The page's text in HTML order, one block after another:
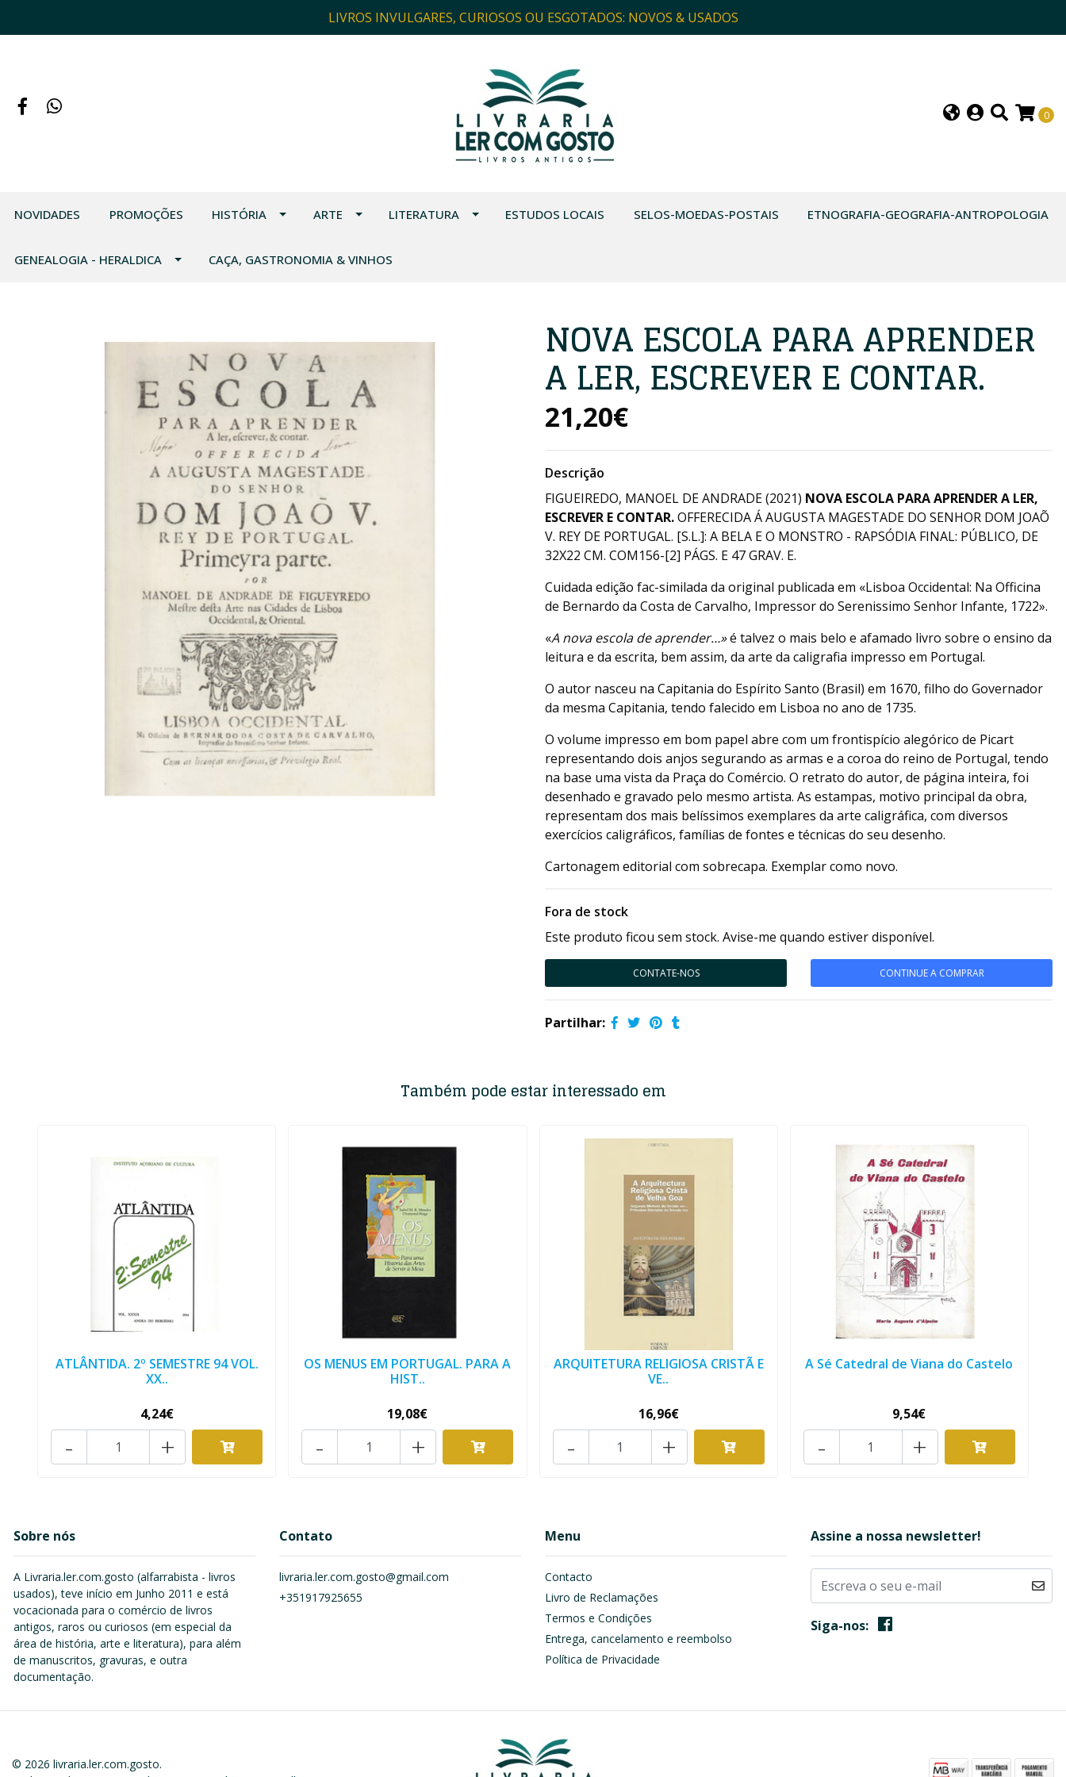
LIVROS INVULGARES, CURIOSOS OU ESGOTADOS: NOVOS & USADOS
0
NOVIDADES PROMOÇÕES HISTÓRIA ARTE LITERATURA ESTUDOS LOCAIS SELOS-MOEDAS-POSTAIS ETNOGRAFIA-GEOGRAFIA-ANTROPOLOGIA
GENEALOGIA - HERALDICA CAÇA, GASTRONOMIA & VINHOS
NOVA ESCOLA PARA APRENDER
A LER, ESCREVER E CONTAR.
21,20€
Descrição
FIGUEIREDO, MANOEL DE ANDRADE (2021) NOVA ESCOLA PARA APRENDER A LER,
ESCREVER E CONTAR.OFFERECIDA Á AUGUSTA MAGESTADE DO SENHOR DOM JOAÕ
V. REY DE PORTUGAL. [S.L.]: A BELA E O MONSTRO - RAPSÓDIA FINAL: PÚBLICO, DE
32X22 CM. COM156-[2] PÁGS. E 47 GRAV. E.
Cuidada edição fac-similada da original publicada em «Lisboa Occidental: Na Officina
de Bernardo da Costa de Carvalho, Impressor do Serenissimo Senhor Infante, 1722».
«A nova escola de aprender…»é talvez o mais belo e afamado livro sobre o ensino da
leitura e da escrita, bem assim, da arte da caligrafia impresso em Portugal.
O autor nasceu na Capitania do Espírito Santo (Brasil) em 1670, filho do Governador
da mesma Capitania, tendo falecido em Lisboa no ano de 1735.
O volume impresso em bom papel abre com um frontispício alegórico de Picart
representando dois anjos segurando as armas e a coroa do reino de Portugal, tendo
na base uma vista da Praça do Comércio. O retrato do autor, de página inteira, foi
desenhado e gravado pelo mesmo artista. As estampas, motivo principal da obra,
representam dos mais belíssimos exemplares da arte caligráfica, com diversos
exercícios caligráficos, famílias de fontes e técnicas do seu desenho.
Cartonagem editorial com sobrecapa. Exemplar como novo.
Fora de stock
Este produto ficou sem stock. Avise-me quando estiver disponível.
CONTATE-NOS CONTINUE A COMPRAR
Partilhar:
Também pode estar interessado em
ATLÂNTIDA. 2º SEMESTRE 94 VOL.
XX..
4,24€
+
-
OS MENUS EM PORTUGAL. PARA A
HIST..
19,08€
+
-
ARQUITETURA RELIGIOSA CRISTÃ E
VE..
16,96€
+
-
A Sé Catedral de Viana do Castelo
9,54€
+
-
Sobre nós
A Livraria.ler.com.gosto (alfarrabista - livros
usados), teve início em Junho 2011 e está
vocacionada para o comércio de livros
antigos, raros ou curiosos (em especial da
área de história, arte e literatura), para além
de manuscritos, gravuras, e outra
documentação.
Contato
livraria.ler.com.gosto@gmail.com
+351917925655
Menu
Contacto
Livro de Reclamações
Termos e Condições
Entrega, cancelamento e reembolso
Política de Privacidade
Assine a nossa newsletter!
Siga-nos:
© 2026 livraria.ler.com.gosto.